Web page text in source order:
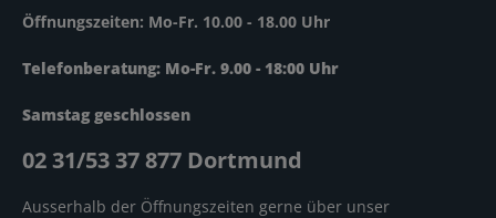
Öffnungszeiten: Mo-Fr. 10.00 - 18.00 Uhr
Telefonberatung: Mo-Fr. 9.00 - 18:00 Uhr
Samstag geschlossen
02 31/53 37 877 Dortmund
Ausserhalb der Öffnungszeiten gerne über unser